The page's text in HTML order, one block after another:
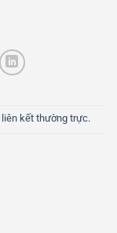
liên kết thường trực.